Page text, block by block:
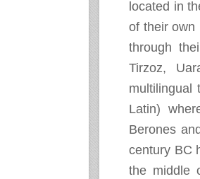
located in
of their own
through
Tirzoz,
multilingual
Latin)
Berones
century BC
the middle